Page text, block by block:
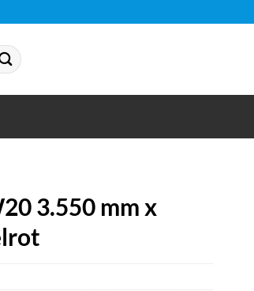
3.550 mm x